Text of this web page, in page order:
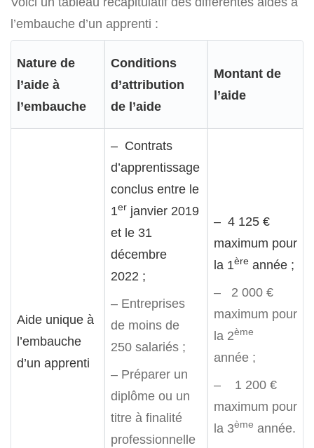
l’embauche d’un apprenti :
Nature de
l’aide à
l’embauche
Conditions
d’attribution
de l’aide
Montant de
l’aide
Aide unique à
l’embauche
d’un apprenti
– Contrats
d’apprentissage
conclus entre le
1er janvier 2019
et le 31
décembre
2022 ;
– Entreprises
de moins de
250 salariés ;
– Préparer un
diplôme ou un
titre à finalité
professionnelle
– 4 125 €
maximum pour
la 1ère année ;
– 2 000 €
maximum pour
la 2ème
année ;
– 1 200 €
maximum pour
la 3ème année.